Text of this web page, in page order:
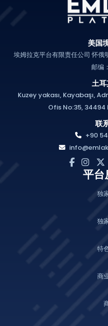
美国
埃姆拉克平台有限责任公司 怀
邮编
土
Kuzey yakası, Kayabaşı,
Ofis No:35,
联
+90
平台
独
独
特
商